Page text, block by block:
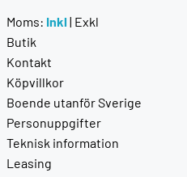
Moms: Inkl | Exkl
Butik
Kontakt
Köpvillkor
Boende utanför Sverige
Personuppgifter
Teknisk information
Leasing